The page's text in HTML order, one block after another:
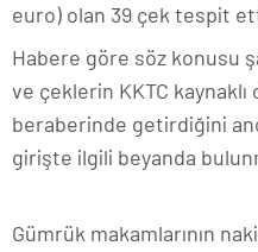
euro) olan 39 çek tespit
Habere göre söz konusu
ve çeklerin KKTC kaynaklı
beraberinde getirdiğini
girişte ilgili beyanda
Gümrük makamlarının